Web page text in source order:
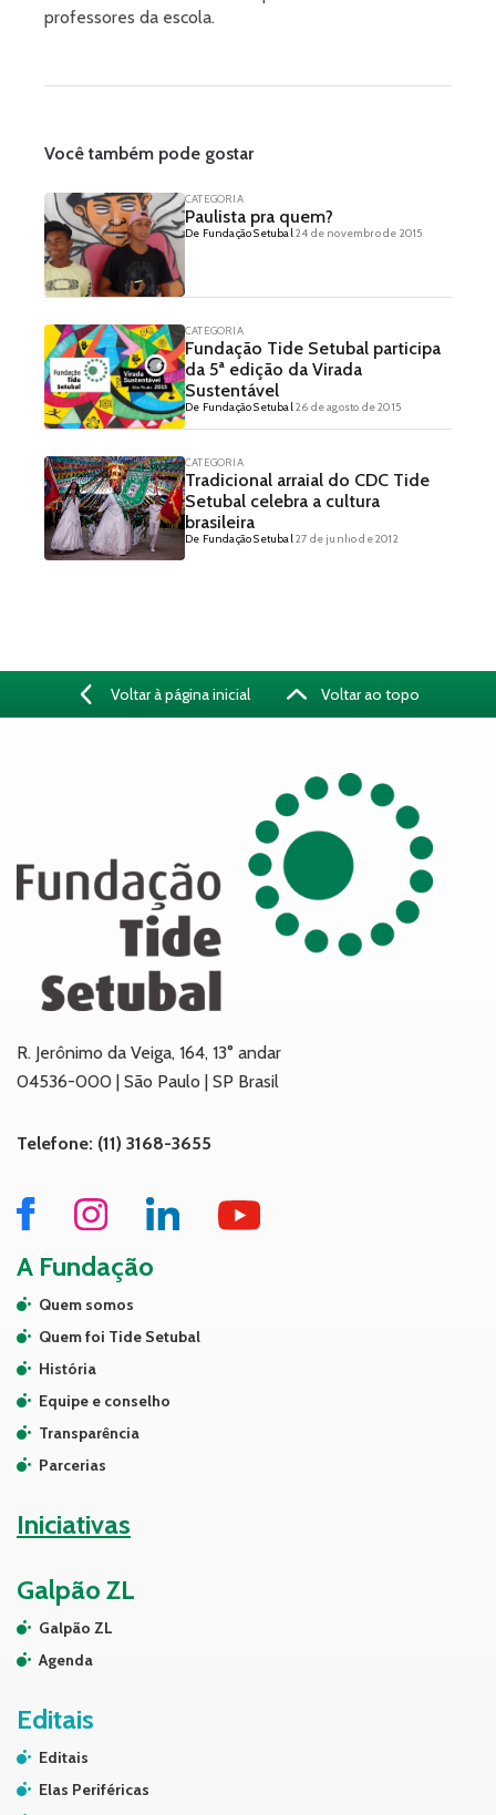
professores da escola.
Você também pode gostar
CATEGORIA
Paulista pra quem?
De Fundação Setubal24 de novembro de 2015
CATEGORIA
Fundação Tide Setubal participa
da 5ª edição da Virada
Sustentável
De Fundação Setubal26 de agosto de 2015
CATEGORIA
Tradicional arraial do CDC Tide
Setubal celebra a cultura
brasileira
De Fundação Setubal27 de junho de 2012
Voltar à página inicial Voltar ao topo
R. Jerônimo da Veiga, 164, 13° andar
04536-000 | São Paulo | SP Brasil
Telefone: (11) 3168-3655
A Fundação
Quem somos
Quem foi Tide Setubal
História
Equipe e conselho
Transparência
Parcerias
Iniciativas
Galpão ZL
Galpão ZL
Agenda
Editais
Editais
Elas Periféricas